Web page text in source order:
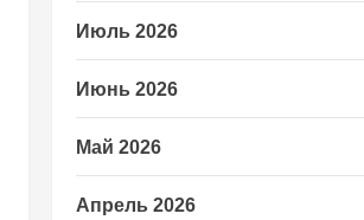
Июль 2026
Июнь 2026
Май 2026
Апрель 2026